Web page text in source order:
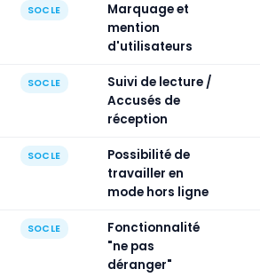
SOCLE
Marquage et
mention
d'utilisateurs
SOCLE
Suivi de lecture /
Accusés de
réception
SOCLE
Possibilité de
travailler en
mode hors ligne
SOCLE
Fonctionnalité
"ne pas
déranger"